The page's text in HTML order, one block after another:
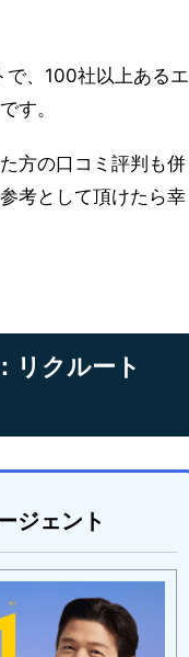
で、100社以上あるエ
す。
方の口コミ評判も併
考として頂けたら幸
リクルート
ジェント